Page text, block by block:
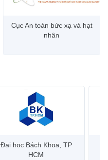
Cục An toàn bức xạ và hạt
nhân
Bưu điện Việt Nam –
Vietnam Post